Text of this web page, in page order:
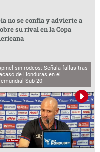
no se confía y advierte a
su rival en la Copa
sin rodeos: Señala fallas tras
de Honduras en el
Sub-20